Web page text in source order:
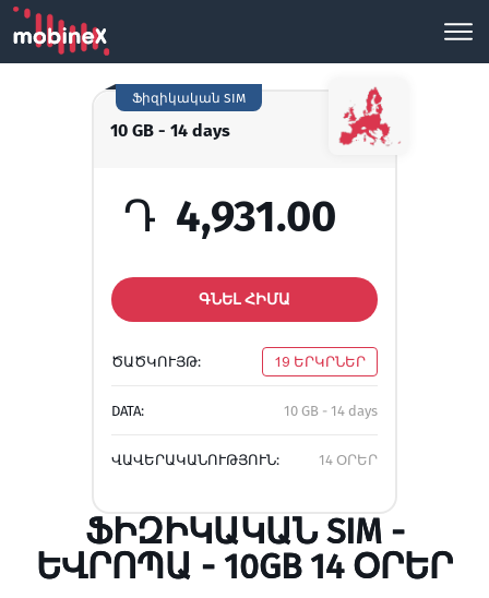
10 GB - 14 days
Ֆիզիկական SIM
Դ 4,931.00
ԳՆԵԼ ՀԻՄԱ
ԾԱԾԿՈՒՅԹ: 19 ԵՐԿՐՆԵՐ
DATA: 10 GB - 14 days
ՎԱՎԵՐԱԿԱՆՈՒԹՅՈՒՆ: 14 ՕՐԵՐ
ՖԻԶԻԿԱԿԱՆ SIM -
ԵՎՐՈՊԱ - 10GB 14 ՕՐԵՐ